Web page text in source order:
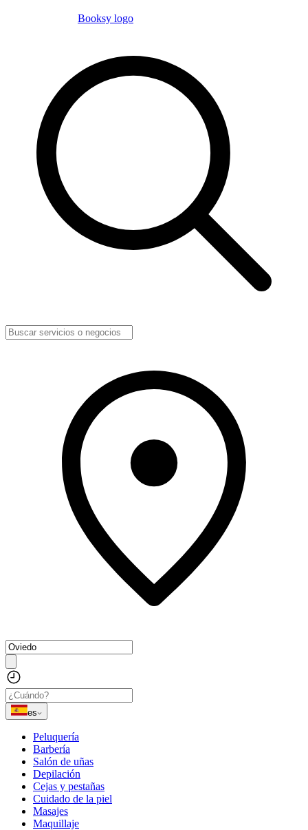
Booksy logo
es
Peluquería
Barbería
Salón de uñas
Depilación
Cejas y pestañas
Cuidado de la piel
Masajes
Maquillaje